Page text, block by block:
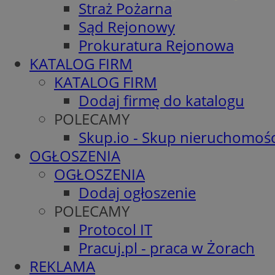
Straż Pożarna
Sąd Rejonowy
Prokuratura Rejonowa
KATALOG FIRM
KATALOG FIRM
Dodaj firmę do katalogu
POLECAMY
Skup.io - Skup
OGŁOSZENIA
OGŁOSZENIA
Dodaj ogłoszenie
POLECAMY
Protocol IT
Pracuj.pl - praca w Żorach
REKLAMA